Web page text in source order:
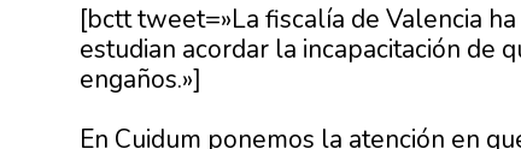
[bctt tweet=»La fiscalía de Valencia
estudian acordar la incapacitación de
engaños.»]
En Cuidum ponemos la atención en